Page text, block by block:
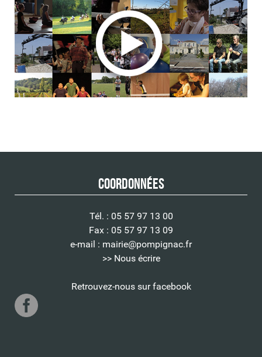
Coordonnées
Tél. : 05 57 97 13 00
Fax : 05 57 97 13 09
e-mail : mairie@pompignac.fr
>> Nous écrire
Retrouvez-nous sur facebook